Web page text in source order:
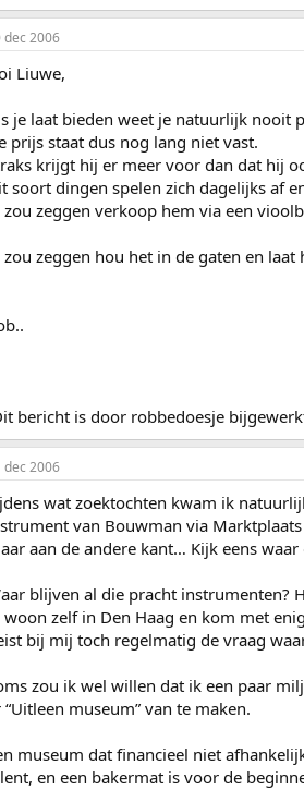
dec 2006
Liuwe,
je laat bieden weet je natuurlijk nooit
prijs staat dus nog lang niet vast.
krijgt hij er meer voor dan dat hij
soort dingen spelen zich dagelijks af
zou zeggen verkoop hem via een
zeggen hou het in de gaten en
bericht is door robbedoesje
dec 2006
wat zoektochten kwam ik
van Bouwman via
aan de andere kant… Kijk eens
blijven al die pracht instrumenten?
zelf in Den Haag en kom met
bij mij toch regelmatig de vraag
zou ik wel willen dat ik een paar
“Uitleen museum” van te maken.
museum dat financieel niet
en een bakermat is voor de